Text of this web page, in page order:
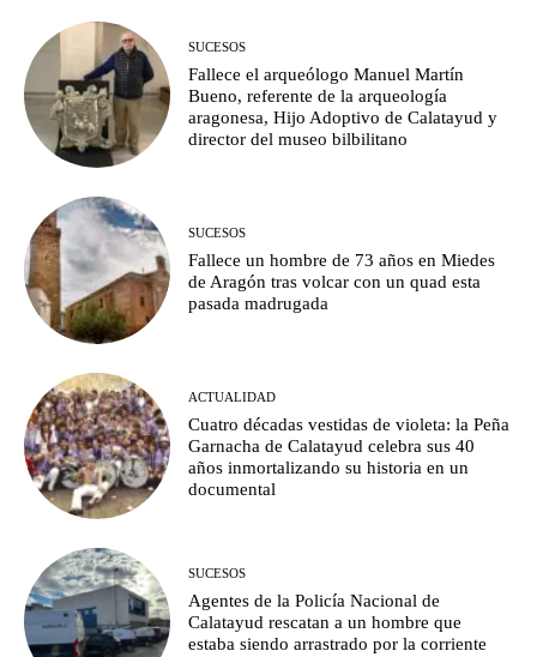
SUCESOS
Fallece el arqueólogo Manuel Martín
Bueno, referente de la arqueología
aragonesa, Hijo Adoptivo de Calatayud y
director del museo bilbilitano
SUCESOS
Fallece un hombre de 73 años en Miedes
de Aragón tras volcar con un quad esta
pasada madrugada
ACTUALIDAD
Cuatro décadas vestidas de violeta: la Peña
Garnacha de Calatayud celebra sus 40
años inmortalizando su historia en un
documental
SUCESOS
Agentes de la Policía Nacional de
Calatayud rescatan a un hombre que
estaba siendo arrastrado por la corriente